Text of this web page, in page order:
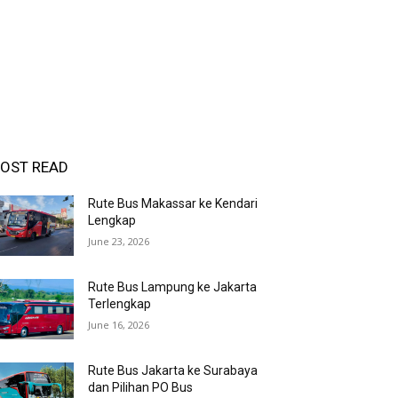
READ
Rute Bus Makassar ke Kendari
Lengkap
June 23, 2026
Rute Bus Lampung ke Jakarta
Terlengkap
June 16, 2026
Rute Bus Jakarta ke Surabaya
dan Pilihan PO Bus